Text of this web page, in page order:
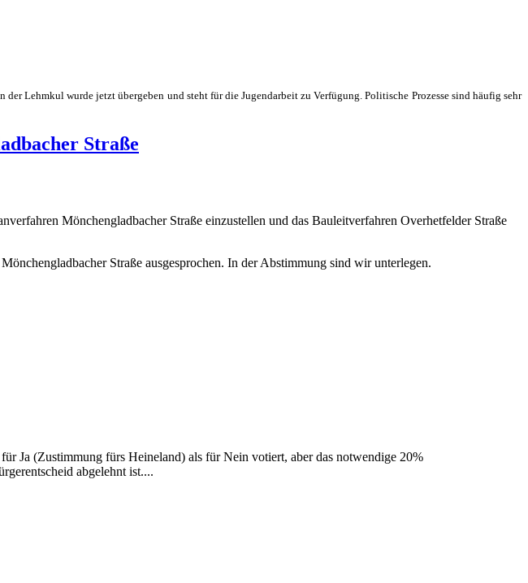
Lehmkul wurde jetzt übergeben und steht für die Jugendarbeit zu Verfügung. Politische Prozesse sind häufig sehr
Straße
Mönchengladbacher Straße einzustellen und das Bauleitverfahren Overhetfelder Straße
Straße ausgesprochen. In der Abstimmung sind wir unterlegen.
Ja (Zustimmung fürs Heineland) als für Nein votiert, aber das notwendige 20%
abgelehnt ist....